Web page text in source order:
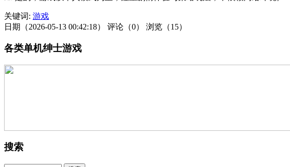
关键词: 游戏
日期（2026-05-13 00:42:18）
评论（0） 浏览（15）
各类单机绅士游戏
搜索